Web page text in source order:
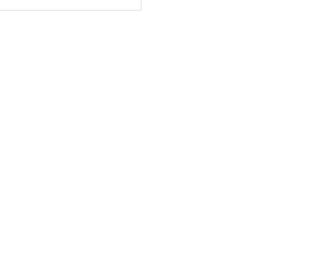
す。
もご相談